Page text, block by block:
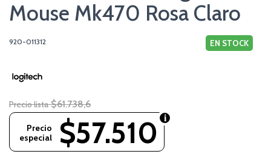
Mouse Mk470 Rosa Claro
920-011312 EN STOCK
Precio lista $61.738,6
$57.510
Precio
especial